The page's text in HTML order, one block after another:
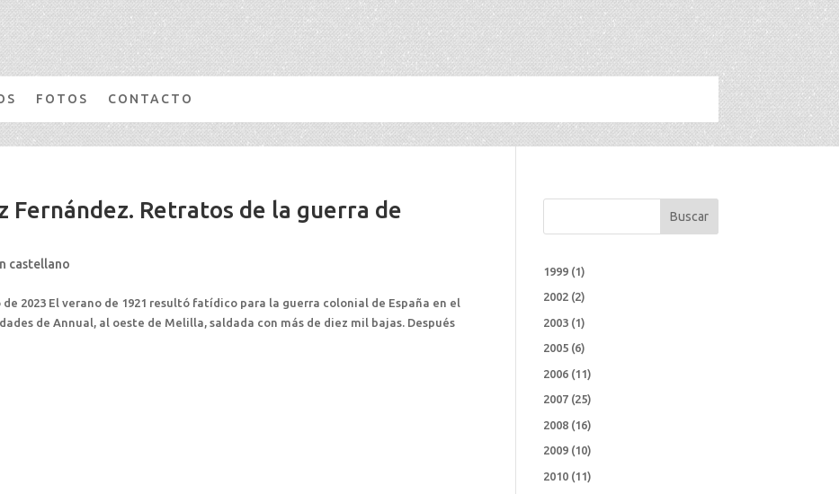
FOTOS CONTACTO
Fernández. Retratos de la guerra de
castellano
2023 El verano de 1921 resultó fatídico para la guerra colonial de España en el
de Annual, al oeste de Melilla, saldada con más de diez mil bajas. Después
Buscar
1999 (1)
2002 (2)
2003 (1)
2005 (6)
2006 (11)
2007 (25)
2008 (16)
2009 (10)
2010 (11)